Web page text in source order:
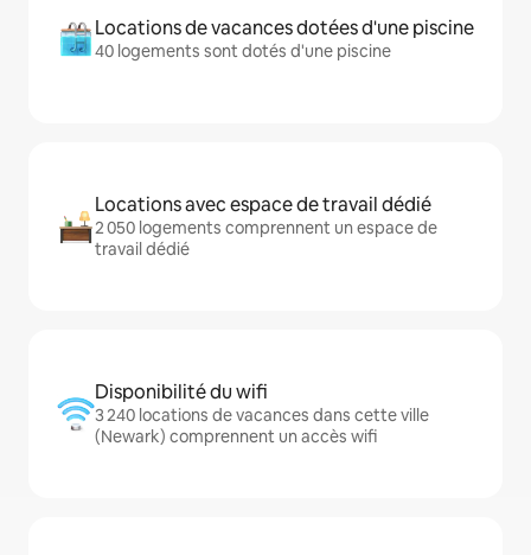
Locations de vacances dotées d'une piscine
40 logements sont dotés d'une piscine
Locations avec espace de travail dédié
2 050 logements comprennent un espace de
travail dédié
Disponibilité du wifi
3 240 locations de vacances dans cette ville
(Newark) comprennent un accès wifi